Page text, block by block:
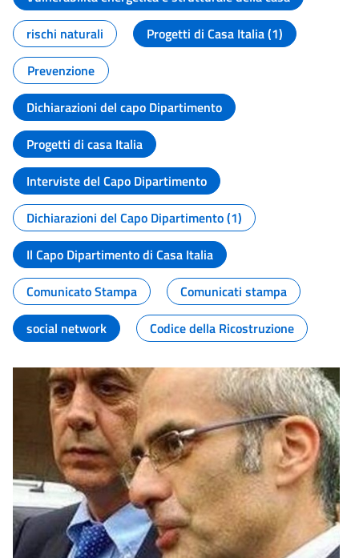
rischi naturali
Progetti di Casa Italia (1)
Prevenzione
Dichiarazioni del capo Dipartimento
Progetti di casa Italia
Interviste del Capo Dipartimento
Dichiarazioni del Capo Dipartimento (1)
Il Capo Dipartimento di Casa Italia
Comunicato Stampa
Comunicati stampa
social network
Codice della Ricostruzione